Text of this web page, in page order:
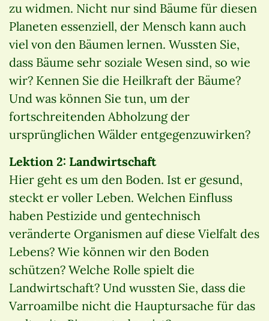
zu widmen. Nicht nur sind Bäume für diesen
Planeten essenziell, der Mensch kann auch
viel von den Bäumen lernen. Wussten Sie,
dass Bäume sehr soziale Wesen sind, so wie
wir? Kennen Sie die Heilkraft der Bäume?
Und was können Sie tun, um der
fortschreitenden Abholzung der
ursprünglichen Wälder entgegenzuwirken?
Lektion 2: Landwirtschaft
Hier geht es um den Boden. Ist er gesund,
steckt er voller Leben. Welchen Einfluss
haben Pestizide und gentechnisch
veränderte Organismen auf diese Vielfalt des
Lebens? Wie können wir den Boden
schützen? Welche Rolle spielt die
Landwirtschaft? Und wussten Sie, dass die
Varroamilbe nicht die Hauptursache für das